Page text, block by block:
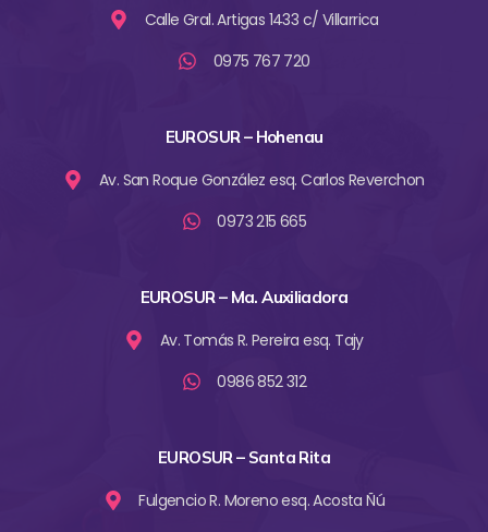
Calle Gral. Artigas 1433 c/ Villarrica
0975 767 720
EUROSUR – Hohenau
Av. San Roque González esq. Carlos Reverchon
0973 215 665
EUROSUR – Ma. Auxiliadora
Av. Tomás R. Pereira esq. Tajy
0986 852 312
EUROSUR – Santa Rita
Fulgencio R. Moreno esq. Acosta Ñú